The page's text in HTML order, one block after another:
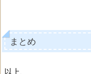
まとめ
以上、